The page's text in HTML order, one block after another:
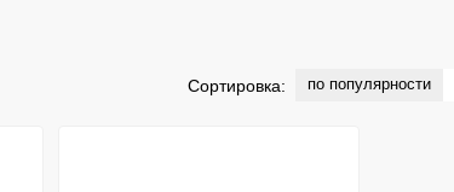
Сортировка: по популярности